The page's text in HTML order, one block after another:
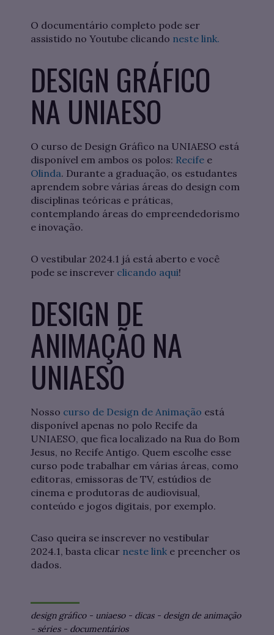
O documentário completo pode ser
assistido no Youtube clicando neste link.
DESIGN GRÁFICO
NA UNIAESO
O curso de Design Gráfico na UNIAESO está
disponível em ambos os polos: Recife e
Olinda. Durante a graduação, os estudantes
aprendem sobre várias áreas do design com
disciplinas teóricas e práticas,
contemplando áreas do empreendedorismo
e inovação.
O vestibular 2024.1 já está aberto e você
pode se inscrever clicando aqui!
DESIGN DE
ANIMAÇÃO NA
UNIAESO
Nosso curso de Design de Animação está
disponível apenas no polo Recife da
UNIAESO, que fica localizado na Rua do Bom
Jesus, no Recife Antigo. Quem escolhe esse
curso pode trabalhar em várias áreas, como
editoras, emissoras de TV, estúdios de
cinema e produtoras de audiovisual,
conteúdo e jogos digitais, por exemplo.
Caso queira se inscrever no vestibular
2024.1, basta clicar neste link e preencher os
dados.
design gráfico- uniaeso- dicas- design de animação
- séries- documentários